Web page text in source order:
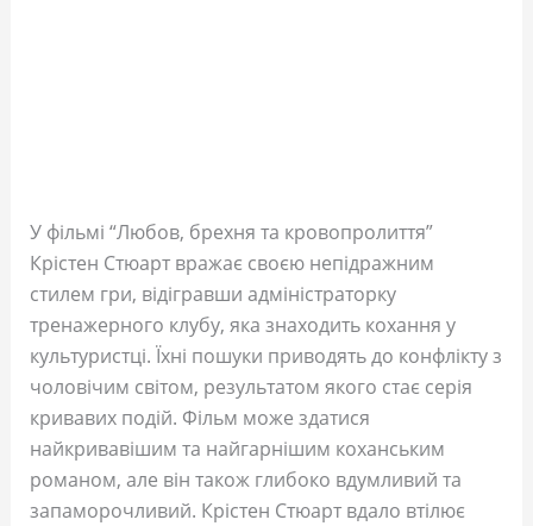
У фільмі “Любов, брехня та кровопролиття”
Крістен Стюарт вражає своєю непідражним
стилем гри, відігравши адміністраторку
тренажерного клубу, яка знаходить кохання у
культуристці. Їхні пошуки приводять до конфлікту з
чоловічим світом, результатом якого стає серія
кривавих подій. Фільм може здатися
найкривавішим та найгарнішим коханським
романом, але він також глибоко вдумливий та
запаморочливий. Крістен Стюарт вдало втілює